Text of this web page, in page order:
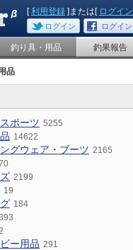
[利用登録 ]または[ ログイン
ログイン ログイン
釣り具・用品 釣果報告
品
ポーツ 5255
14622
グウェア・ブーツ 2165
2199
19
184
ー用品 291